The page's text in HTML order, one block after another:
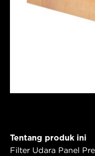
Tentang produk ini
Filter Udara Panel